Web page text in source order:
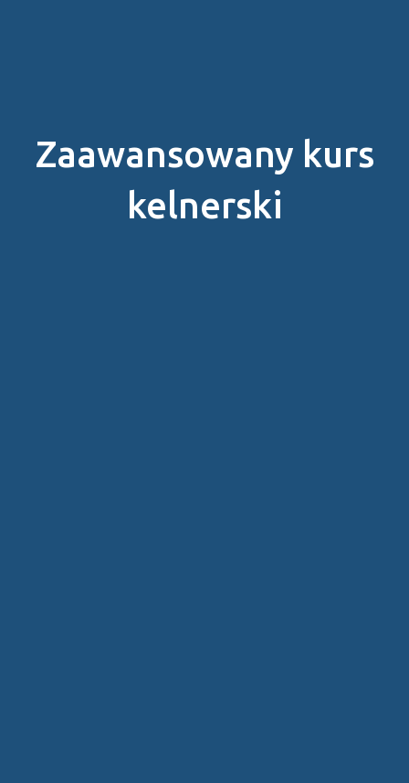
Zaawansowany kurs
kelnerski